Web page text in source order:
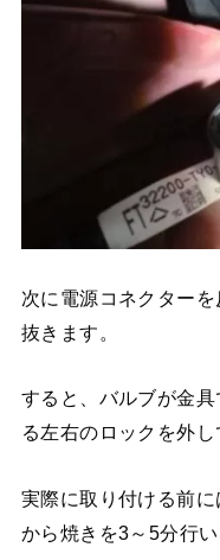
次に電源コネクター
抜きます。
すると、バルブが金
る左右のロックを外し
実際に取り付ける前
から焼きを3～5分行い